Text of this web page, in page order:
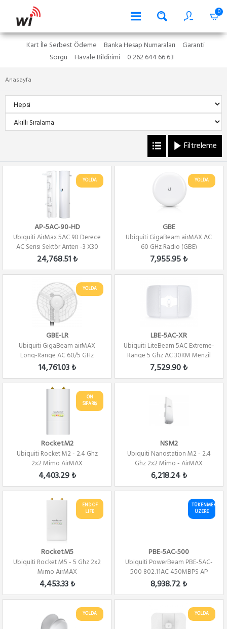
0
Kart İle Serbest Ödeme Banka Hesap Numaraları
Garanti
Sorgu
Havale Bildirimi 0 262 644 66 63
Anasayfa
Filtreleme
YOLDA
AP-5AC-90-HD
Ubiquiti AirMax 5AC 90 Derece
AC Serisi Sektör Anten -3 X30
DERECE
24,768.51 ₺
YOLDA
GBE
Ubiquiti GigaBeam airMAX AC
60 GHz Radio (GBE)
7,955.95 ₺
YOLDA
GBE-LR
Ubiquiti GigaBeam airMAX
Long-Range AC 60/5 GHz
Radio (GBE-LR)
14,761.03 ₺
LBE-5AC-XR
Ubiquiti LiteBeam 5AC Extreme-
Range 5 Ghz AC 30KM Menzil
Dış Orta...
7,529.90 ₺
ÖN
SİPARİŞ
RocketM2
Ubiquiti Rocket M2 - 2.4 Ghz
2x2 Mimo AirMAX
4,403.29 ₺
NSM2
Ubiquiti Nanostation M2 - 2.4
Ghz 2x2 Mimo - AirMAX
6,218.24 ₺
END OF
LIFE
RocketM5
Ubiquiti Rocket M5 - 5 Ghz 2x2
Mimo AirMAX
4,453.33 ₺
TÜKENMEK
ÜZERE
PBE-5AC-500
Ubiquiti PowerBeam PBE-5AC-
500 802.11AC 450MBPS AP
8,938.72 ₺
YOLDA YOLDA